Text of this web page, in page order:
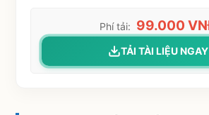
Phí tải: 99.000
TẢI TÀI LIỆU NGAY